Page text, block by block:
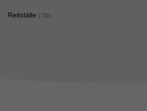
Reitställe (700)